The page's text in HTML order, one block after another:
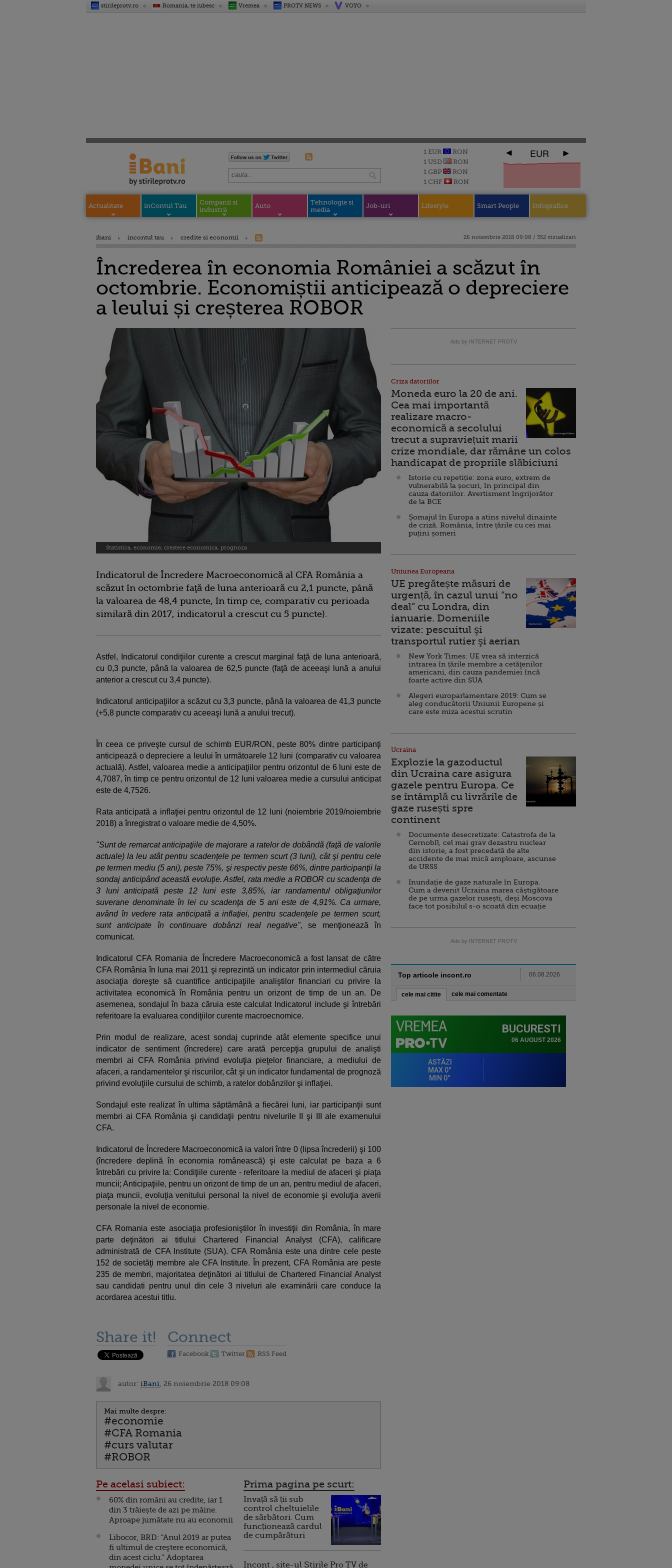
stirileprotv.ro Romania, te iubesc Vremea PROTV NEWS VOYO
1 EUR
RON
1 USD
RON
1 GBP
RON
1 CHF
RON
EUR
Actualitate inContul Tau
Companii si
industrii
Auto
Tehnologie si
media
Job-uri Lifestyle Smart People Infografice
ibani incontul tau credite si economii 26 noiembrie 2018 09:08 / 352 vizualizari
Încrederea în economia României a scăzut în
octombrie. Economiștii anticipează o depreciere
a leului și creșterea ROBOR
Statistica, economie, crestere economica, prognoza
Indicatorul de Încredere Macroeconomică al CFA România a
scăzut în octombrie faţă de luna anterioară cu 2,1 puncte, până
la valoarea de 48,4 puncte, în timp ce, comparativ cu perioada
similară din 2017, indicatorul a crescut cu 5 puncte).
Astfel, Indicatorul condiţiilor curente a crescut marginal faţă de luna anterioară,
cu 0,3 puncte, până la valoarea de 62,5 puncte (faţă de aceeaşi lună a anului
anterior a crescut cu 3,4 puncte).
Indicatorul anticipaţiilor a scăzut cu 3,3 puncte, până la valoarea de 41,3 puncte
(+5,8 puncte comparativ cu aceeaşi lună a anului trecut).
În ceea ce priveşte cursul de schimb EUR/RON, peste 80% dintre participanţi
anticipează o depreciere a leului în următoarele 12 luni (comparativ cu valoarea
actuală). Astfel, valoarea medie a anticipaţiilor pentru orizontul de 6 luni este de
4,7087, în timp ce pentru orizontul de 12 luni valoarea medie a cursului anticipat
este de 4,7526.
Rata anticipată a inflaţiei pentru orizontul de 12 luni (noiembrie 2019/noiembrie
2018) a înregistrat o valoare medie de 4,50%.
"Sunt de remarcat anticipaţiile de majorare a ratelor de dobândă (faţă de valorile
actuale) la leu atât pentru scadenţele pe termen scurt (3 luni), cât şi pentru cele
pe termen mediu (5 ani), peste 75%, şi respectiv peste 66%, dintre participanţii la
sondaj anticipând această evoluţie. Astfel, rata medie a ROBOR cu scadenţa de
3 luni anticipată peste 12 luni este 3,85%, iar randamentul obligaţiunilor
suverane denominate în lei cu scadenţa de 5 ani este de 4,91%. Ca urmare,
având în vedere rata anticipată a inflaţiei, pentru scadenţele pe termen scurt,
sunt anticipate în continuare dobânzi real negative", se menţionează în
comunicat.
Indicatorul CFA Romania de Încredere Macroeconomică a fost lansat de către
CFA România în luna mai 2011 şi reprezintă un indicator prin intermediul căruia
asociaţia doreşte să cuantifice anticipaţiile analiştilor financiari cu privire la
activitatea economică în România pentru un orizont de timp de un an. De
asemenea, sondajul în baza căruia este calculat Indicatorul include şi întrebări
referitoare la evaluarea condiţiilor curente macroecnomice.
Prin modul de realizare, acest sondaj cuprinde atât elemente specifice unui
indicator de sentiment (încredere) care arată percepţia grupului de analişti
membri ai CFA România privind evoluţia pieţelor financiare, a mediului de
afaceri, a randamentelor şi riscurilor, cât şi un indicator fundamental de prognoză
privind evoluţiile cursului de schimb, a ratelor dobânzilor şi inflaţiei.
Sondajul este realizat în ultima săptămână a fiecărei luni, iar participanţii sunt
membri ai CFA România şi candidaţii pentru nivelurile II şi III ale examenului
CFA.
Indicatorul de Încredere Macroeconomică ia valori între 0 (lipsa încrederii) şi 100
(încredere deplină în economia românească) şi este calculat pe baza a 6
întrebări cu privire la: Condiţiile curente - referitoare la mediul de afaceri şi piaţa
muncii; Anticipaţiile, pentru un orizont de timp de un an, pentru mediul de afaceri,
piaţa muncii, evoluţia venitului personal la nivel de economie şi evoluţia averii
personale la nivel de economie.
CFA Romania este asociaţia profesioniştilor în investiţii din România, în mare
parte deţinători ai titlului Chartered Financial Analyst (CFA), calificare
administrată de CFA Institute (SUA). CFA România este una dintre cele peste
152 de societăţi membre ale CFA Institute. În prezent, CFA România are peste
235 de membri, majoritatea deţinători ai titlului de Chartered Financial Analyst
sau candidati pentru unul din cele 3 niveluri ale examinării care conduce la
acordarea acestui titlu.
Share it! Connect
Facebook Twitter RSS Feed
autor: iBani , 26 noiembrie 2018 09:08
Mai multe despre:
#economie
#CFA Romania
#curs valutar
#ROBOR
Pe acelasi subiect:
60% din români au credite, iar 1
din 3 trăiește de azi pe mâine.
Aproape jumătate nu au economii
Libocor, BRD: "Anul 2019 ar putea
fi ultimul de creştere economică,
din acest ciclu." Adoptarea
Prima pagina pe scurt:
Invață să ții sub
control cheltuielile
de sărbători. Cum
funcționează cardul
de cumpărături
Incont , site-ul Știrile Pro TV de
Ads by INTERNET PROTV
Criza datoriilor
Moneda euro la 20 de ani.
Cea mai importantă
realizare macro-
economică a secolului
trecut a supraviețuit marii
crize mondiale, dar rămâne un colos
handicapat de propriile slăbiciuni
Istorie cu repetiție: zona euro, extrem de
vulnerabilă la șocuri, în principal din
cauza datoriilor. Avertisment îngrijorător
de la BCE
Șomajul în Europa a atins nivelul dinainte
de criză. România, între țările cu cei mai
puțini șomeri
Uniunea Europeana
UE pregătește măsuri de
urgență, în cazul unui ”no
deal” cu Londra, din
ianuarie. Domeniile
vizate: pescuitul şi
transportul rutier şi aerian
New York Times: UE vrea să interzică
intrarea în țările membre a cetăţenilor
americani, din cauza pandemiei încă
foarte active din SUA
Alegeri europarlamentare 2019: Cum se
aleg conducătorii Uniunii Europene și
care este miza acestui scrutin
Ucraina
Explozie la gazoductul
din Ucraina care asigura
gazele pentru Europa. Ce
se întâmplă cu livrările de
gaze rusești spre
continent
Documente desecretizate: Catastrofa de la
Cernobîl, cel mai grav dezastru nuclear
din istorie, a fost precedată de alte
accidente de mai mică amploare, ascunse
de URSS
Inundație de gaze naturale în Europa.
Cum a devenit Ucraina marea câștigătoare
de pe urma gazelor rusești, deși Moscova
face tot posibilul s-o scoată din ecuație
Ads by INTERNET PROTV
Top articole incont.ro 06.08.2026
cele mai citite cele mai comentate